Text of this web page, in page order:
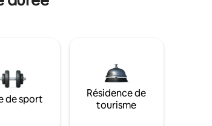
de sport
Résidence de
tourisme